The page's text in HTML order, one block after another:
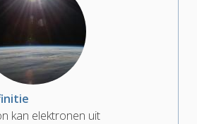
kan elektronen uit